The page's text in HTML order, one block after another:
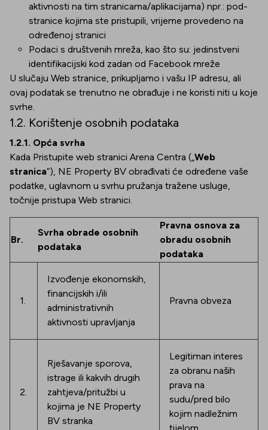
aktivnosti na tim stranicama/aplikacijama) npr.: pod-
stranice kojima ste pristupili, vrijeme provedeno na
određenoj stranici
Podaci s društvenih mreža, kao što su: jedinstveni
identifikacijski kod zadan od Facebook mreže
U slučaju Web stranice, prikupljamo i vašu IP adresu, ali
ovaj podatak se trenutno ne obrađuje i ne koristi niti u koje
svrhe.
1.2. Korištenje osobnih podataka
1.2.1. Opća svrha
Kada Pristupite web stranici Arena Centra („Web
stranica“), NE Property BV obrađivati će određene vaše
podatke, uglavnom u svrhu pružanja tražene usluge,
točnije pristupa Web stranici.
Br.
Svrha obrade osobnih
podataka
Pravna osnova za
obradu osobnih
podataka
1.
Izvođenje ekonomskih,
financijskih i/ili
administrativnih
aktivnosti upravljanja
Pravna obveza
2.
Rješavanje sporova,
istrage ili kakvih drugih
zahtjeva/pritužbi u
kojima je NE Property
BV stranka
Legitiman interes
za obranu naših
prava na
sudu/pred bilo
kojim nadležnim